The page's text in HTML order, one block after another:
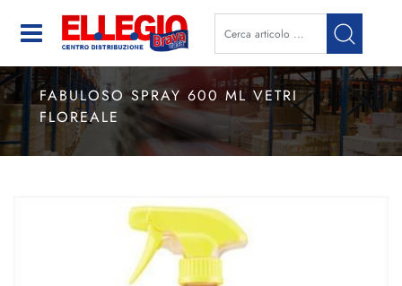
Open
FABULOSO SPRAY 600 ML VETRI
FLOREALE